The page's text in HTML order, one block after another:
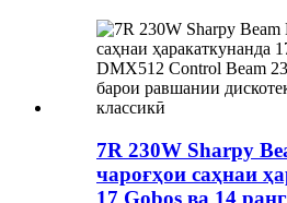
7R 230W Sharpy
чароғҳои саҳнаи
17 Gobos ва 14